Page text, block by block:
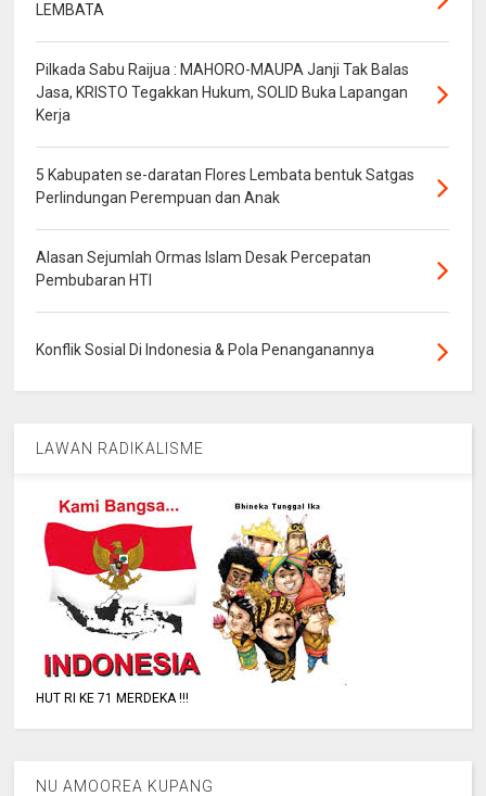
LEMBATA
Pilkada Sabu Raijua : MAHORO-MAUPA Janji Tak Balas
Jasa, KRISTO Tegakkan Hukum, SOLID Buka Lapangan
Kerja
5 Kabupaten se-daratan Flores Lembata bentuk Satgas
Perlindungan Perempuan dan Anak
Alasan Sejumlah Ormas Islam Desak Percepatan
Pembubaran HTI
Konflik Sosial Di Indonesia & Pola Penanganannya
LAWAN RADIKALISME
HUT RI KE 71 MERDEKA !!!
NU AMOOREA KUPANG